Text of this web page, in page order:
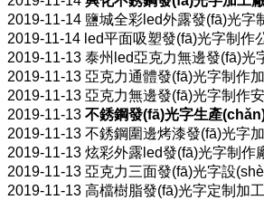
2019-11-14 鹽城全彩led外露發(fā)光字
2019-11-14 led平面吸塑發(fā)光字制作
2019-11-13 泰州led亞克力無邊發(fā)光
2019-11-13 亞克力通體發(fā)光字制作
2019-11-13 亞克力無邊發(fā)光字制作
2019-11-13 不銹鋼發(fā)光字生產
2019-11-13 不銹鋼圍邊烤漆發(fā)光字
2019-11-13 炫彩外露led發(fā)光字制作
2019-11-13 亞克力三面發(fā)光字設
2019-11-13 高檔樹脂發(fā)光字定制加工